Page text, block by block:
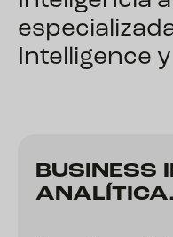
Intelligence
BUSINESS
ANALÍTICA.